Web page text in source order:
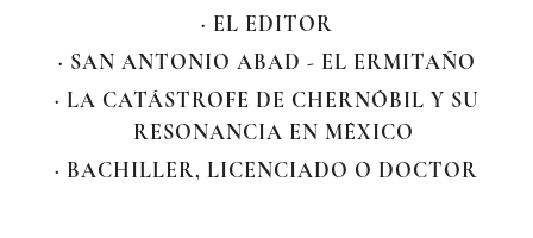
· EL EDITOR
· SAN ANTONIO ABAD - EL ERMITAÑO
· LA CATÁSTROFE DE CHERNÓBIL Y SU
RESONANCIA EN MÉXICO
· BACHILLER, LICENCIADO O DOCTOR